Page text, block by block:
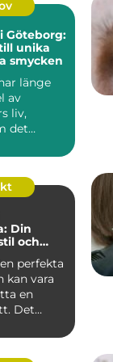
Göteborg:
unika
smycken
länge
av
liv,
det
Din
och
perfekta
kan vara
en
Det